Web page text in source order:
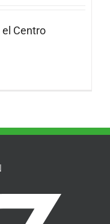
Centro